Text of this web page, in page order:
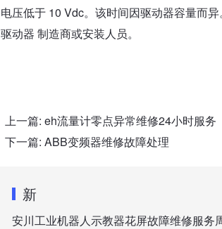
电压低于 10 Vdc。该时间因驱动器容量而
驱动器 制造商或安装人员。
上一篇: eh流量计零点异常维修24小时服务
下一篇: ABB变频器维修故障处理
新
安川工业机器人示教器花屏故障维修服务